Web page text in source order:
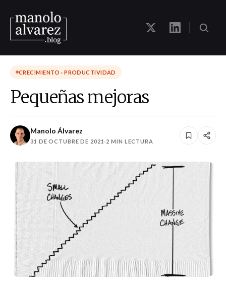
CRECIMIENTO · PRODUCTIVIDAD
Pequeñas mejoras
Manolo Álvarez
31 DE OCTUBRE DE 2021·2 MIN LECTURA